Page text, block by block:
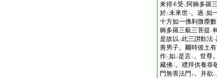
來得
受 二 阿耨多羅
於二未來世一。過 二如
十方如一佛刹微塵
耨多羅三藐三菩提一
是故以 二 此三讃歎法一
善男子。爾時彼土有
作二如 レ是言一。世尊
藏佛一。禮拜供養恭
門無畏法門
上 。并欲 レ